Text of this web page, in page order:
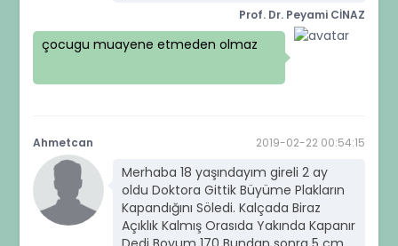
Prof. Dr. Peyami CİNAZ
çocugu muayene etmeden olmaz
Ahmetcan 2019-02-22 00:54:15
Merhaba 18 yaşındayım gireli 2 ay
oldu Doktora Gittik Büyüme Plakların
Kapandığını Söledi. Kalçada Biraz
Açıklık Kalmış Orasıda Yakında Kapanır